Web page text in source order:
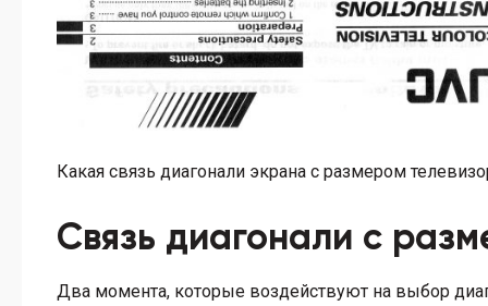
Какая связь диагонали экрана с размером
Связь диагонали с
Два момента, которые воздействуют на выбор